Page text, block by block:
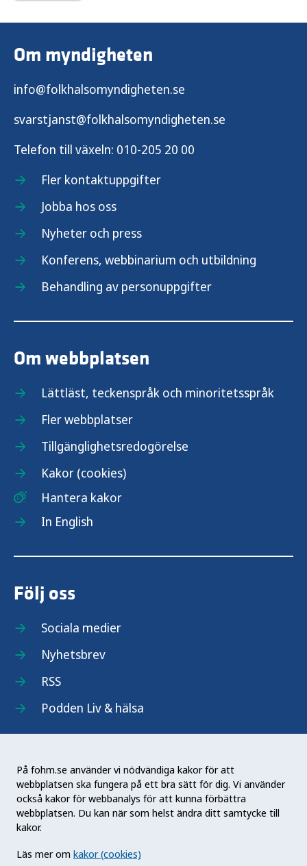
På fohm.se använder vi nödvändiga kakor för att
webbplatsen ska fungera på ett bra sätt för dig. Vi använder
också kakor för webbanalys för att kunna förbättra
webbplatsen. Du kan när som helst ändra ditt samtycke till
kakor.
Läs mer om kakor (cookies)
Om myndigheten
info@folkhalsomyndigheten.se
svarstjanst@folkhalsomyndigheten.se
Telefon till växeln: 010-205 20 00
Fler kontaktuppgifter
Jobba hos oss
Nyheter och press
Konferens, webbinarium och utbildning
Behandling av personuppgifter
Om webbplatsen
Lättläst, teckenspråk och minoritetsspråk
Fler webbplatser
Tillgänglighetsredogörelse
Kakor (cookies)
Hantera kakor
In English
Följ oss
Sociala medier
Nyhetsbrev
RSS
Podden Liv & hälsa
Folkhälsomyndigheten (Fohm) är en nationell
kunskapsmyndighet som arbetar för en bättre
folkhälsa. Det gör myndigheten genom att